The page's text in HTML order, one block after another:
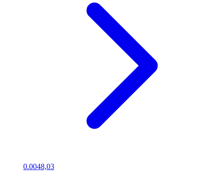
0.0048,03